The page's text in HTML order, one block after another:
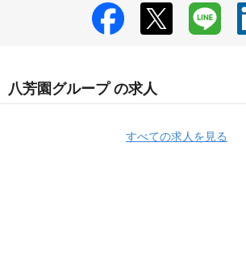
八芳園グループ の求人
すべての求人を見る